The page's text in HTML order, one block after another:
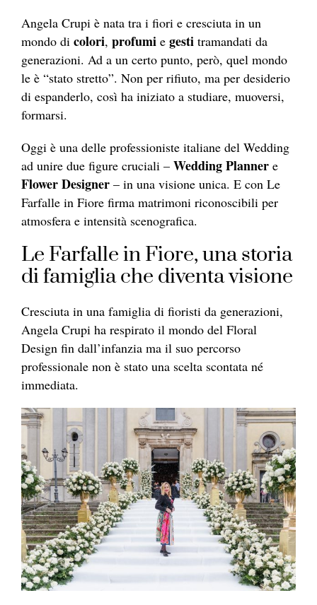
Angela Crupi è nata tra i fiori e cresciuta in un
mondo di colori, profumi e gesti tramandati da
generazioni. Ad a un certo punto, però, quel mondo
le è “stato stretto”. Non per rifiuto, ma per desiderio
di espanderlo, così ha iniziato a studiare, muoversi,
formarsi.
Oggi è una delle professioniste italiane del Wedding
ad unire due figure cruciali – Wedding Planner e
Flower Designer – in una visione unica. E con Le
Farfalle in Fiore firma matrimoni riconoscibili per
atmosfera e intensità scenografica.
Le Farfalle in Fiore, una storia
di famiglia che diventa visione
Cresciuta in una famiglia di fioristi da generazioni,
Angela Crupi ha respirato il mondo del Floral
Design fin dall’infanzia ma il suo percorso
professionale non è stato una scelta scontata né
immediata.